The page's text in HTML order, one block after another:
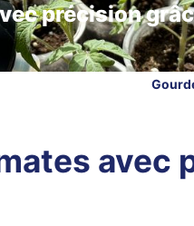
précision
avec